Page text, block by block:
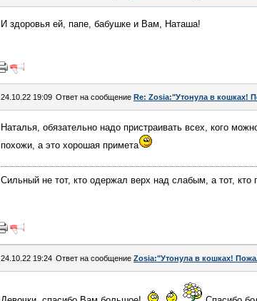
И здоровья ей, папе, бабушке и Вам, Наташа!
24.10.22 19:09 Ответ на сообщение Re: Zosia:"Утонула в кошках!
Наталья, обязательно надо пристраивать всех, кого
похожи, а это хорошая примета
Сильный не тот, кто одержал верх над слабым, а тот,
24.10.22 19:24 Ответ на сообщение Zosia:"Утонула в кошках!